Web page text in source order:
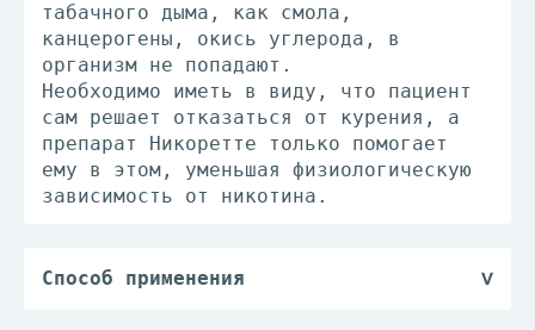
табачного дыма, как смола,
канцерогены, окись углерода, в
организм не попадают.
Необходимо иметь в виду, что пациент
сам решает отказаться от курения, а
препарат Никоретте только помогает
ему в этом, уменьшая физиологическую
зависимость от никотина.
Способ применения